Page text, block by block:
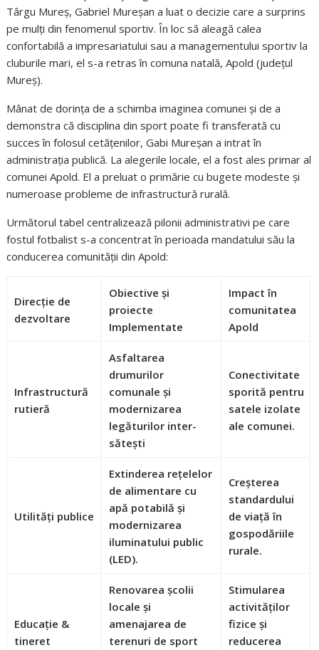
Târgu Mureș, Gabriel Mureșan a luat o decizie care a surprins
pe mulți din fenomenul sportiv. În loc să aleagă calea
confortabilă a impresariatului sau a managementului sportiv la
cluburile mari, el s-a retras în comuna natală, Apold (județul
Mureș).
Mânat de dorința de a schimba imaginea comunei și de a
demonstra că disciplina din sport poate fi transferată cu
succes în folosul cetățenilor, Gabi Mureșan a intrat în
administrația publică. La alegerile locale, el a fost ales primar al
comunei Apold. El a preluat o primărie cu bugete modeste și
numeroase probleme de infrastructură rurală.
Următorul tabel centralizează pilonii administrativi pe care
fostul fotbalist s-a concentrat în perioada mandatului său la
conducerea comunității din Apold:
Direcție de
dezvoltare
Obiective și
proiecte
Implementate
Impact în
comunitatea
Apold
Infrastructură
rutieră
Asfaltarea
drumurilor
comunale și
modernizarea
legăturilor inter-
sătești
Conectivitate
sporită pentru
satele izolate
ale comunei.
Utilități publice
Extinderea rețelelor
de alimentare cu
apă potabilă și
modernizarea
iluminatului public
(LED).
Creșterea
standardului
de viață în
gospodăriile
rurale.
Educație &
tineret
Renovarea școlii
locale și
amenajarea de
terenuri de sport
Stimularea
activităților
fizice și
reducerea